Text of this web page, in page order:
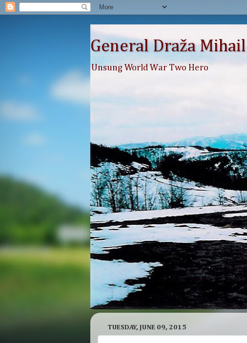
General Draža
Unsung World War Two Hero
TUESDAY, JUNE 09, 2015